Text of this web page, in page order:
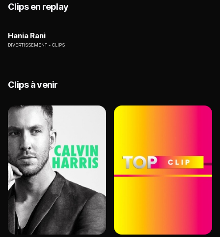
Clips en replay
Hania Rani
DIVERTISSEMENT CLIPS
Clips à venir